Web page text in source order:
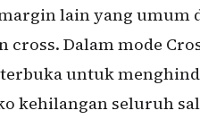
lain yang umum
cross. Dalam mode
untuk
kehilangan seluruh